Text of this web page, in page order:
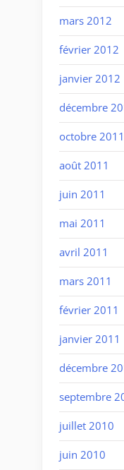
mars 2012
février 2012
janvier 2012
décembre
octobre 2011
août 2011
juin 2011
mai 2011
avril 2011
mars 2011
février 2011
janvier 2011
décembre
septembre
juillet 2010
juin 2010